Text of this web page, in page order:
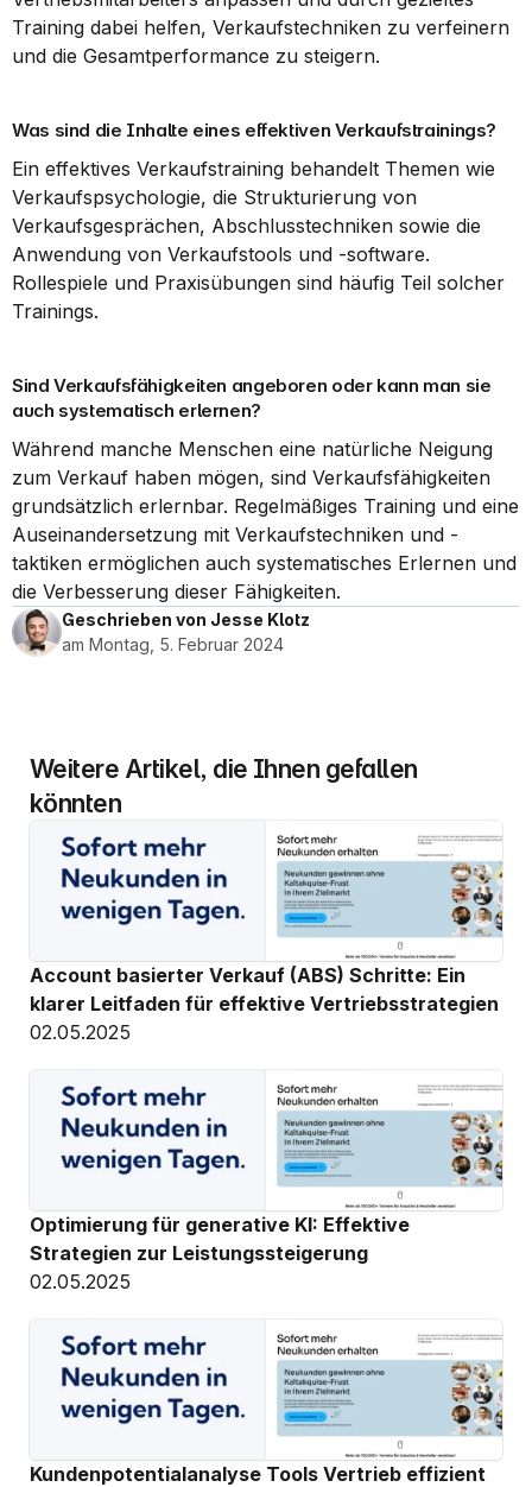
Training dabei helfen, Verkaufstechniken zu verfeinern
und die Gesamtperformance zu steigern.
Was sind die Inhalte eines effektiven Verkaufstrainings?
Ein effektives Verkaufstraining behandelt Themen wie
Verkaufspsychologie, die Strukturierung von
Verkaufsgesprächen, Abschlusstechniken sowie die
Anwendung von Verkaufstools und -software.
Rollespiele und Praxisübungen sind häufig Teil solcher
Trainings.
Sind Verkaufsfähigkeiten angeboren oder kann man sie
auch systematisch erlernen?
Während manche Menschen eine natürliche Neigung
zum Verkauf haben mögen, sind Verkaufsfähigkeiten
grundsätzlich erlernbar. Regelmäßiges Training und eine
Auseinandersetzung mit Verkaufstechniken und -
taktiken ermöglichen auch systematisches Erlernen und
die Verbesserung dieser Fähigkeiten.
Geschrieben von Jesse Klotz
am Montag, 5. Februar 2024
Weitere Artikel, die Ihnen gefallen
könnten
Account basierter Verkauf (ABS) Schritte: Ein
klarer Leitfaden für effektive Vertriebsstrategien
02.05.2025
Optimierung für generative KI: Effektive
Strategien zur Leistungssteigerung
02.05.2025
Kundenpotentialanalyse Tools Vertrieb effizient